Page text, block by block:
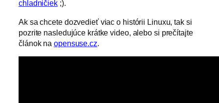
chladničiek;).
Ak sa chcete dozvedieť viac o histórii Linuxu, tak si
pozrite nasledujúce krátke video, alebo si prečítajte
článok naopensuse.cz.